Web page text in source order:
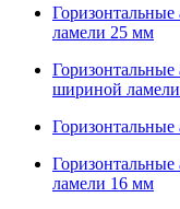
ламели 25 мм
шириной
ламели 16 мм